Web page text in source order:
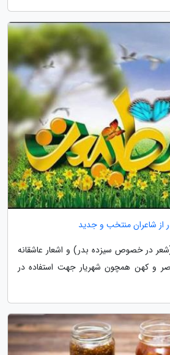
شاعران منتخب و جدید
در خصوص سیزده بدر) و اشعار عاشقانه
و کهن همچون شهریار جهت استفاده در